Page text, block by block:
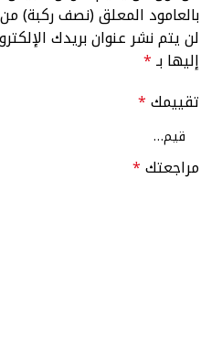
بالعامود المعلق (نصف ركبة)
لن يتم نشر عنوان بريدك
إليها بـ*
تقييمك*
مراجعتك*